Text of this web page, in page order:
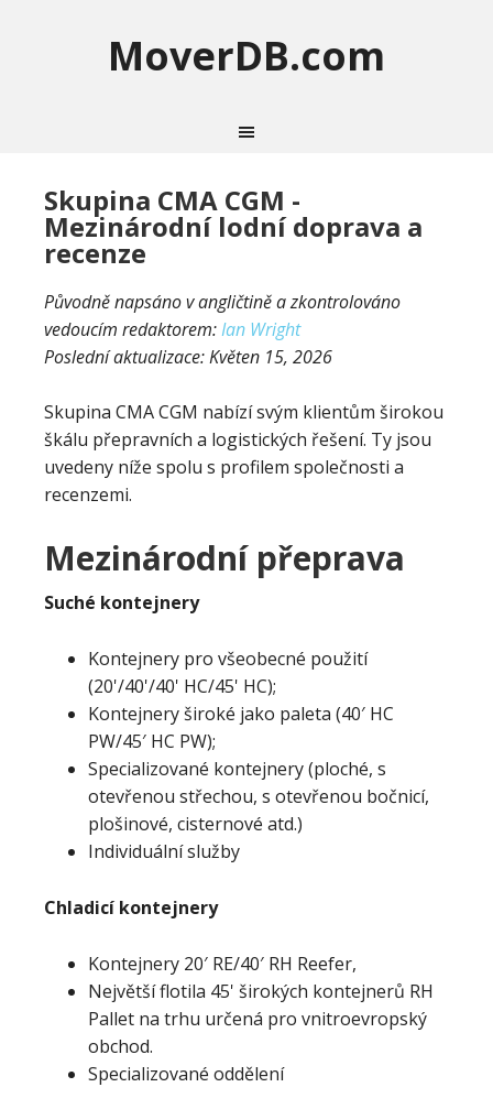
MoverDB.com
Skupina CMA CGM -
Mezinárodní lodní doprava a
recenze
Původně napsáno v angličtině a zkontrolováno
vedoucím redaktorem:Ian Wright
Poslední aktualizace:Květen 15, 2026
Skupina CMA CGM nabízí svým klientům širokou
škálu přepravních a logistických řešení. Ty jsou
uvedeny níže spolu s profilem společnosti a
recenzemi.
Mezinárodní přeprava
Suché kontejnery
Kontejnery pro všeobecné použití
(20'/40'/40' HC/45' HC);
Kontejnery široké jako paleta (40′ HC
PW/45′ HC PW);
Specializované kontejnery (ploché, s
otevřenou střechou, s otevřenou bočnicí,
plošinové, cisternové atd.)
Individuální služby
Chladicí kontejnery
Kontejnery 20′ RE/40′ RH Reefer,
Největší flotila 45' širokých kontejnerů RH
Pallet na trhu určená pro vnitroevropský
obchod.
Specializované oddělení